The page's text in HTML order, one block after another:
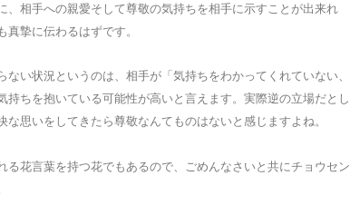
、相手への親愛そして尊敬の気持ちを相手に示すことが出来れ
摯に伝わるはずです。
い状況というのは、相手が「気持ちをわかってくれていない、
持ちを抱いている可能性が高いと言えます。実際逆の立場だとし
思いをしてきたら尊敬なんてものはないと感じますよね。
る花言葉を持つ花でもあるので、ごめんなさいと共にチョウセン